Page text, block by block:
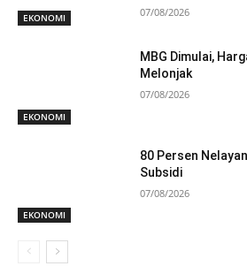
EKONOMI 07/08/2026
EKONOMI
MBG Dimulai,
Melonjak
07/08/2026
EKONOMI
80 Persen
Subsidi
07/08/2026